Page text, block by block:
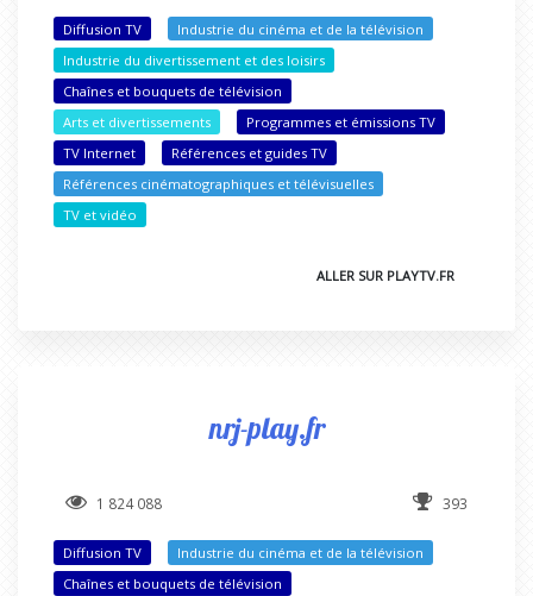
Diffusion TV
Industrie du cinéma et de la télévision
Industrie du divertissement et des loisirs
Chaînes et bouquets de télévision
Arts et divertissements
Programmes et émissions TV
TV Internet
Références et guides TV
Références cinématographiques et télévisuelles
TV et vidéo
ALLER SUR PLAYTV.FR
nrj-play.fr
1 824 088 393
Diffusion TV
Industrie du cinéma et de la télévision
Chaînes et bouquets de télévision